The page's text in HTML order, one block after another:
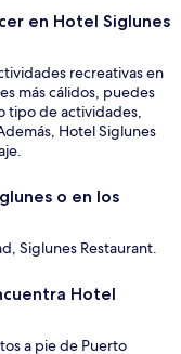
en Hotel Siglunes
recreativas en
más cálidos, puedes
tipo de actividades,
Hotel Siglunes
o en los
Siglunes Restaurant.
Hotel
a pie de Puerto